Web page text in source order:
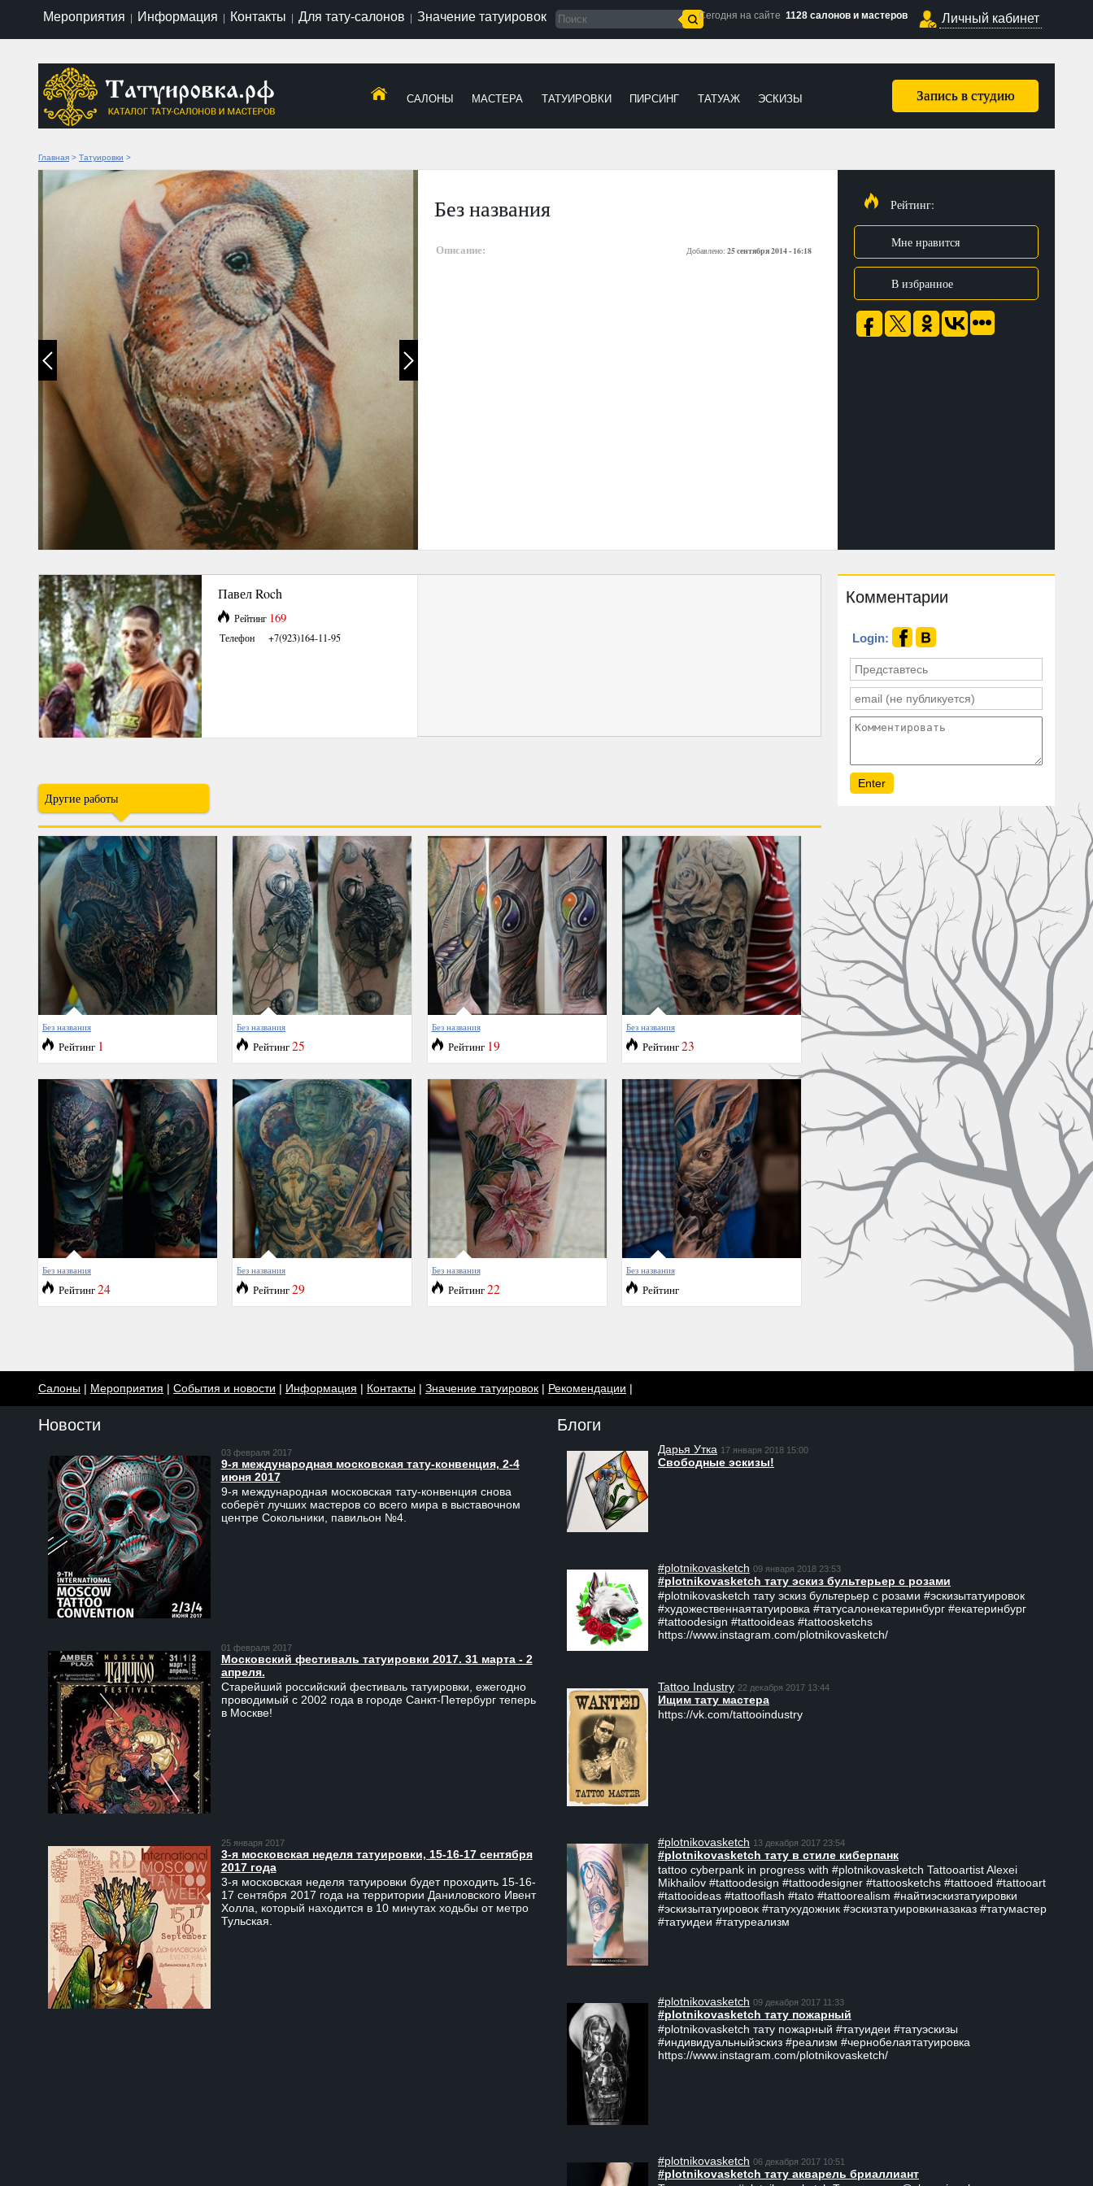
Мероприятия Информация Контакты Для тату-салонов Значение татуировок Сегодня на сайте 1128 салонов и мастеров Личный кабинет
Запись в студию
САЛОНЫ МАСТЕРА ТАТУИРОВКИ ПИРСИНГ ТАТУАЖ ЭСКИЗЫ
Главная > Татуировки >
Без названия
Описание: Добавлено: 25 сентября 2014 - 16:18
Рейтинг:
Мне нравится
В избранное
Павел Roch
Рейтинг 169
Телефон +7(923)164-11-95
Другие работы
Без названия
Рейтинг 1
Без названия
Рейтинг25
Без названия
Рейтинг 19
Без названия
Рейтинг23
Без названия
Рейтинг24
Без названия
Рейтинг29
Без названия
Рейтинг22
Без названия
Рейтинг
Комментарии
Login:
Салоны | Мероприятия | События и новости | Информация | Контакты | Значение татуировок | Рекомендации |
Новости
03 февраля 2017
9-я международная московская тату-конвенция, 2-4
июня 2017
9-я международная московская тату-конвенция снова
соберёт лучших мастеров со всего мира в выставочном
центре Сокольники, павильон №4.
01 февраля 2017
Московский фестиваль татуировки 2017. 31 марта - 2
апреля.
Старейший российский фестиваль татуировки, ежегодно
проводимый с 2002 года в городе Санкт-Петербург теперь
в Москве!
25 января 2017
3-я московская неделя татуировки, 15-16-17 сентября
2017 года
3-я московская неделя татуировки будет проходить 15-16-
17 сентября 2017 года на территории Даниловского Ивент
Холла, который находится в 10 минутах ходьбы от метро
Тульская.
Блоги
Дарья Утка 17 января 2018 15:00
Свободные эскизы!
#plotnikovasketch 09 января 2018 23:53
#plotnikovasketch тату эскиз бультерьер с розами
#plotnikovasketch тату эскиз бультерьер с розами #эскизытатуировок
#художественнаятатуировка #татусалонекатеринбург #екатеринбург
#tattoodesign #tattooideas #tattoosketchs
https://www.instagram.com/plotnikovasketch/
Tattoo Industry 22 декабря 2017 13:44
Ищим тату мастера
https://vk.com/tattooindustry
#plotnikovasketch 13 декабря 2017 23:54
#plotnikovasketch тату в стиле киберпанк
tattoo cyberpank in progress with #plotnikovasketch Tattooartist Alexei
Mikhailov #tattoodesign #tattoodesigner #tattoosketchs #tattooed #tattooart
#tattooideas #tattooflash #tato #tattoorealism #найтиэскизтатуировки
#эскизытатуировок #татухудожник #эскизтатуировкиназаказ #татумастер
#татуидеи #татуреализм
#plotnikovasketch 09 декабря 2017 11:33
#plotnikovasketch тату пожарный
#plotnikovasketch тату пожарный #татуидеи #татуэскизы
#индивидуальныйэскиз #реализм #чернобелаятатуировка
https://www.instagram.com/plotnikovasketch/
#plotnikovasketch 06 декабря 2017 10:51
#plotnikovasketch тату акварель бриаллиант